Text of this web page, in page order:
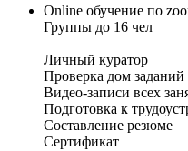
Online обучение по
Группы до 16 чел
Личный куратор
Проверка дом заданий
Видео-записи всех
Подготовка к
Составление резюме
Сертификат